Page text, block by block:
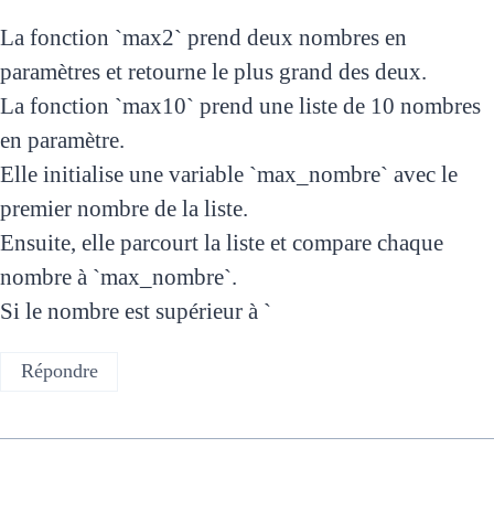
La fonction `max2` prend deux nombres en
paramètres et retourne le plus grand des deux.
La fonction `max10` prend une liste de 10 nombres
en paramètre.
Elle initialise une variable `max_nombre` avec le
premier nombre de la liste.
Ensuite, elle parcourt la liste et compare chaque
nombre à `max_nombre`.
Si le nombre est supérieur à `
Répondre